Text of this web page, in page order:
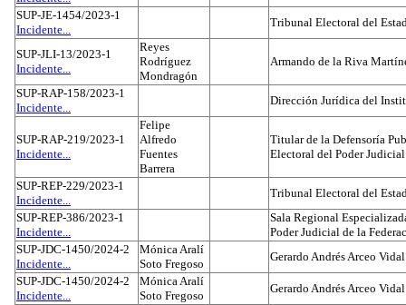
SUP-JE-1454/2023-1
Incidente...
Tribunal Electoral del
SUP-JLI-13/2023-1
Incidente...
Reyes
Rodríguez
Mondragón
Armando de la Riva
SUP-RAP-158/2023-1
Incidente...
Dirección Jurídica del
SUP-RAP-219/2023-1
Incidente...
Felipe
Alfredo
Fuentes
Barrera
Titular de la Defensoría
Electoral del Poder
SUP-REP-229/2023-1
Incidente...
Tribunal Electoral del
SUP-REP-386/2023-1
Incidente...
Sala Regional
Poder Judicial de la
SUP-JDC-1450/2024-2
Incidente...
Mónica Aralí
Soto Fregoso
Gerardo Andrés Arceo Vidal
SUP-JDC-1450/2024-2
Incidente...
Mónica Aralí
Soto Fregoso
Gerardo Andrés Arceo Vidal